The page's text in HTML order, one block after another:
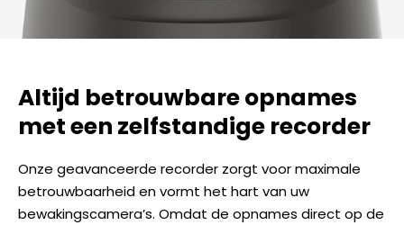
Altijd betrouwbare opnames
met een zelfstandige recorder
Onze geavanceerde recorder zorgt voor maximale
betrouwbaarheid en vormt het hart van uw
bewakingscamera’s. Omdat de opnames direct op de